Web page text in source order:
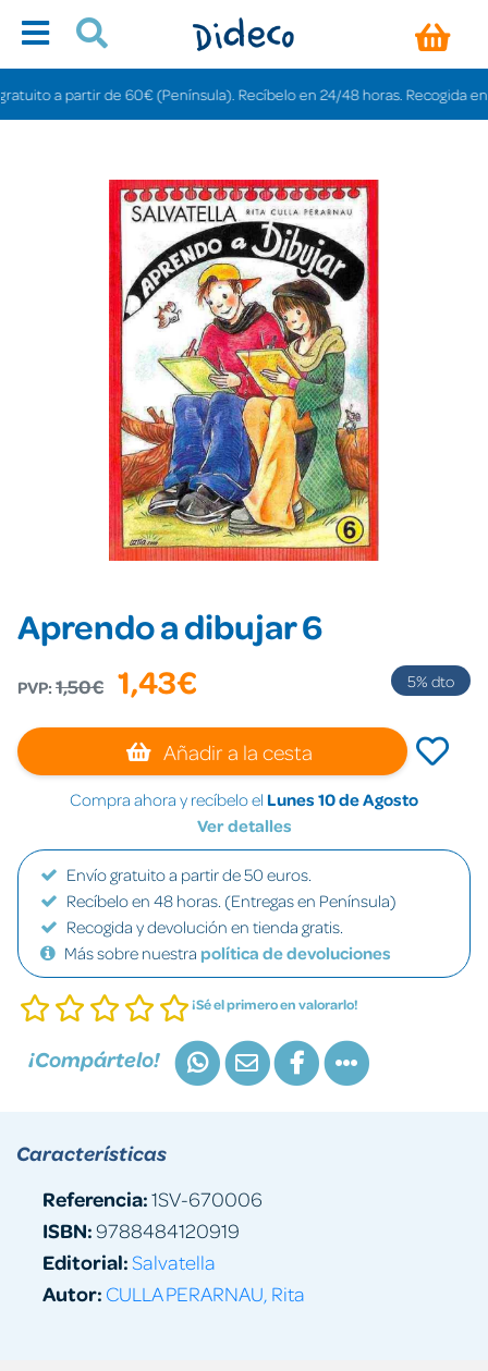
a partir de 60€ (Península). Recíbelo en 24/48 horas. Recogida en
Aprendo a dibujar 6
PVP: 1,50€ 1,43€ 5% dto
Añadir a la cesta
Compra ahora y recíbelo el Lunes 10 de Agosto
Ver detalles
Envío gratuito a partir de 50 euros.
Recíbelo en 48 horas. (Entregas en Península)
Recogida y devolución en tienda gratis.
Más sobre nuestra política de devoluciones
¡Sé el primero en valorarlo!
¡Compártelo!
Características
Referencia:1SV-670006
ISBN:9788484120919
Editorial:Salvatella
Autor: CULLA PERARNAU, Rita